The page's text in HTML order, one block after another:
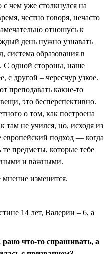
чем уже столкнулся на
честно говоря, нечасто
отношусь к
день нужно узнавать
система образования в
С одной стороны, наше
другой – чересчур узкое.
преподавать какие-то
это бесперспективно.
о том, как построена
там не учился, но, исходя из
подход — когда
предметы, которые тебе
и важными.
изменится.
14 лет, Валерии – 6, а
что-то спрашивать, а